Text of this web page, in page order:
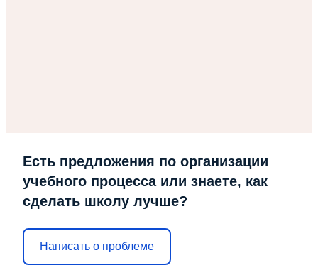
Есть предложения по организации
учебного процесса или знаете, как
сделать школу лучше?
Написать о проблеме